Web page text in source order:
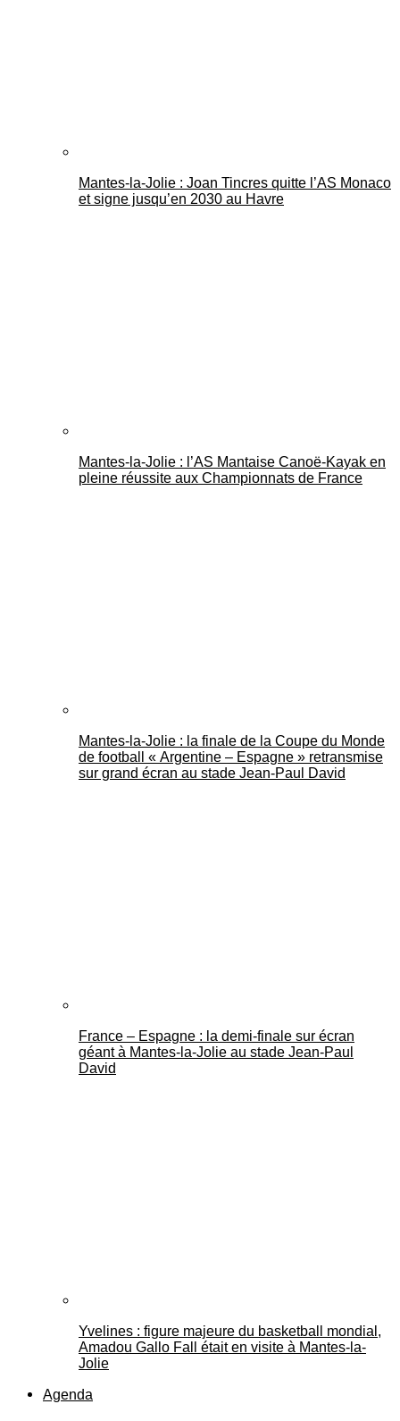
Mantes-la-Jolie : Joan Tincres quitte l’AS Monaco
et signe jusqu’en 2030 au Havre
Mantes-la-Jolie : l’AS Mantaise Canoë‑Kayak en
pleine réussite aux Championnats de France
Mantes-la-Jolie : la finale de la Coupe du Monde
de football « Argentine – Espagne » retransmise
sur grand écran au stade Jean-Paul David
France – Espagne : la demi-finale sur écran
géant à Mantes-la-Jolie au stade Jean-Paul
David
Yvelines : figure majeure du basketball mondial,
Amadou Gallo Fall était en visite à Mantes-la-
Jolie
Agenda